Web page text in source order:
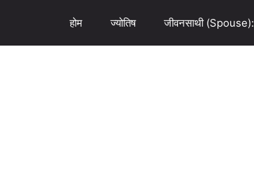
होम ज्योतिष जीवनसाथी (Spouse):